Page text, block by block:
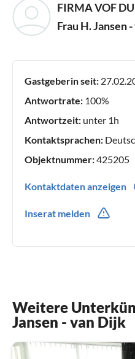
FIRMA VOF
Frau H. Jansen
Gastgeberin seit:
Antwortrate: 100%
Antwortzeit: unter 1h
Kontaktsprachen:
Objektnummer:425205
Kontaktdaten anzeigen
Inserat melden
Weitere
Jansen - van Dijk